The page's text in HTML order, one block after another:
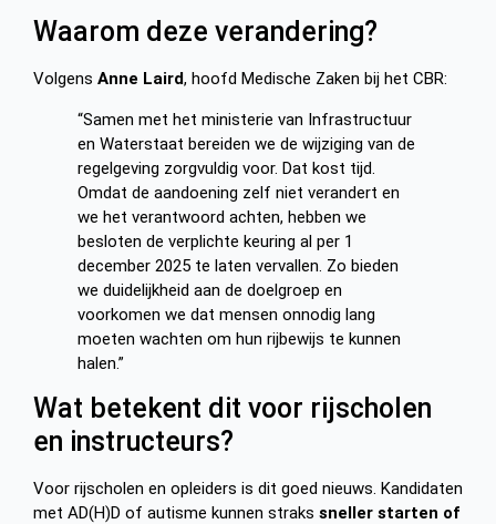
Waarom deze verandering?
Volgens Anne Laird, hoofd Medische Zaken bij het CBR:
“Samen met het ministerie van Infrastructuur
en Waterstaat bereiden we de wijziging van de
regelgeving zorgvuldig voor. Dat kost tijd.
Omdat de aandoening zelf niet verandert en
we het verantwoord achten, hebben we
besloten de verplichte keuring al per 1
december 2025 te laten vervallen. Zo bieden
we duidelijkheid aan de doelgroep en
voorkomen we dat mensen onnodig lang
moeten wachten om hun rijbewijs te kunnen
halen.”
Wat betekent dit voor rijscholen
en instructeurs?
Voor rijscholen en opleiders is dit goed nieuws. Kandidaten
met AD(H)D of autisme kunnen straks sneller starten of